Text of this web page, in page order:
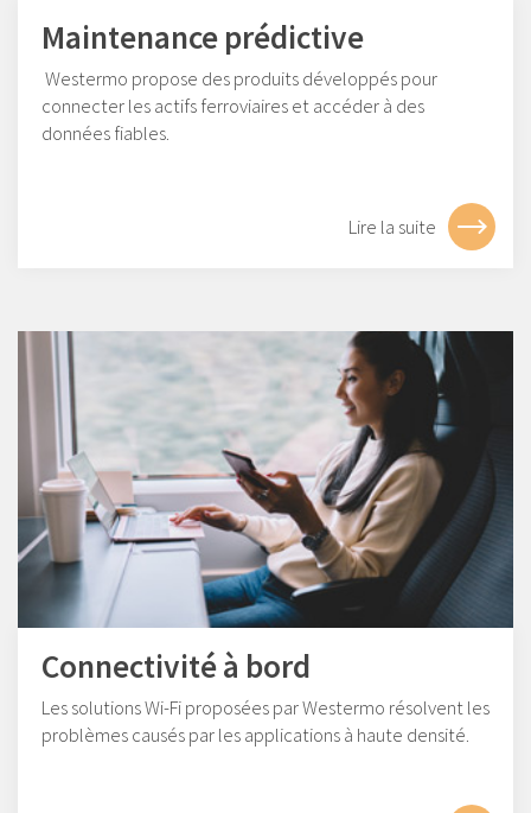
Maintenance prédictive
Westermo propose des produits développés pour
connecter les actifs ferroviaires et accéder à des
données fiables.
Lire la suite
Connectivité à bord
Les solutions Wi-Fi proposées par Westermo résolvent les
problèmes causés par les applications à haute densité.